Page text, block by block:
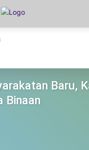
Baru,
Binaan